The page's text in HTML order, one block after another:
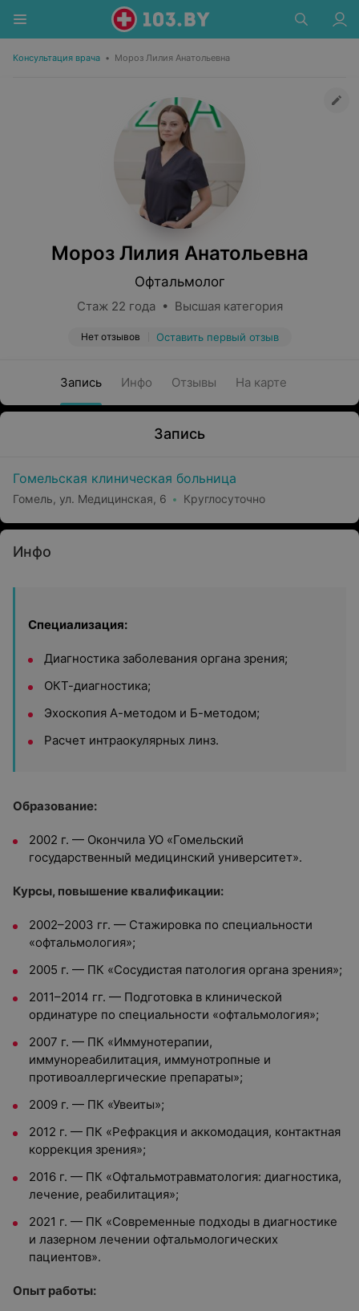
Консультация врача • Мороз Лилия Анатольевна
Мороз Лилия Анатольевна
Офтальмолог
Стаж 22 года • Высшая категория
Нет отзывов Оставить первый отзыв
Запись Инфо Отзывы На карте
Запись
Гомельская клиническая больница
Гомель, ул. Медицинская, 6 Круглосуточно
Инфо
Специализация:
Диагностика заболевания органа зрения;
ОКТ-диагностика;
Эхоскопия А-методом и Б-методом;
Расчет интраокулярных линз.
Образование:
2002 г. — Окончила УО «Гомельский
государственный медицинский университет».
Курсы, повышение квалификации:
2002–2003 гг. — Стажировка по специальности
«офтальмология»;
2005 г. — ПК «Сосудистая патология органа зрения»;
2011–2014 гг. — Подготовка в клинической
ординатуре по специальности «офтальмология»;
2007 г. — ПК «Иммунотерапии,
иммунореабилитация, иммунотропные и
противоаллергические препараты»;
2009 г. — ПК «Увеиты»;
2012 г. — ПК «Рефракция и аккомодация, контактная
коррекция зрения»;
2016 г. — ПК «Офтальмотравматология: диагностика,
лечение, реабилитация»;
2021 г. — ПК «Современные подходы в диагностике
и лазерном лечении офтальмологических
пациентов».
Опыт работы: